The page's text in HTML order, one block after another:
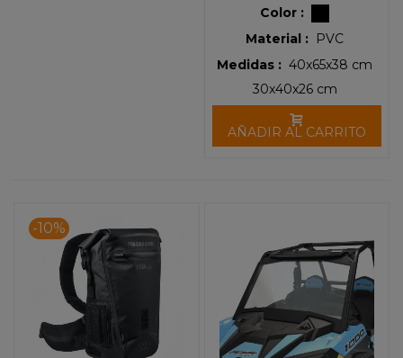
Color :
Material :
PVC
Medidas : 40x65x38 cm
30x40x26 cm
AÑADIR AL CARRITO
-10%